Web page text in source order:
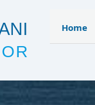
Home